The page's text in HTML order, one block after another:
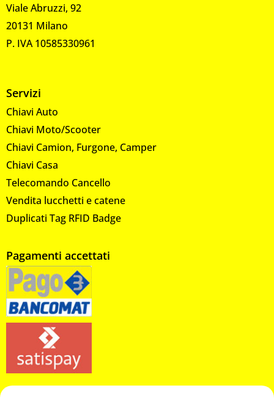
Viale Abruzzi, 92
20131 Milano
P. IVA 10585330961
Servizi
Chiavi Auto
Chiavi Moto/Scooter
Chiavi Camion, Furgone, Camper
Chiavi Casa
Telecomando Cancello
Vendita lucchetti e catene
Duplicati Tag RFID Badge
Pagamenti accettati